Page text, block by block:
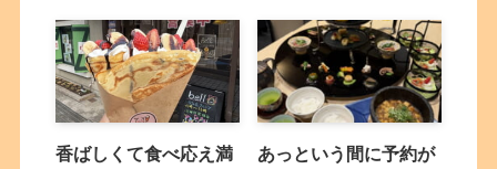
香ばしくて食べ応え満
あっという間に予約が